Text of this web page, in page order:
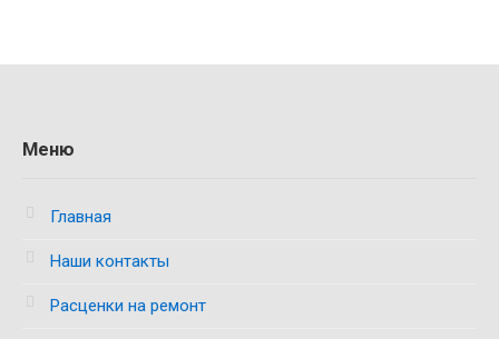
Меню
Главная
Наши контакты
Расценки на ремонт